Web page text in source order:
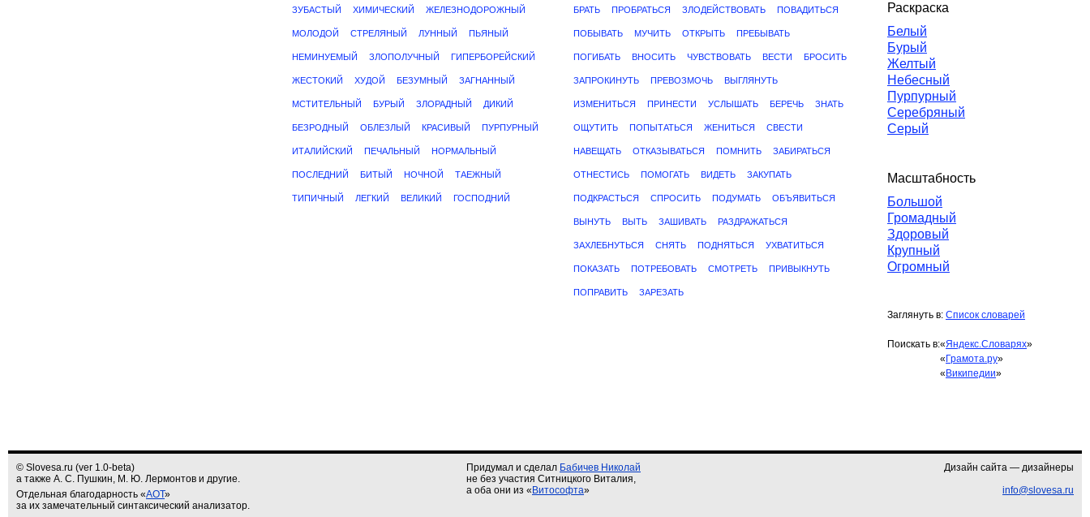
ЗУБАСТЫЙ ХИМИЧЕСКИЙ ЖЕЛЕЗНОДОРОЖНЫЙ
МОЛОДОЙ СТРЕЛЯНЫЙ ЛУННЫЙ ПЬЯНЫЙ
НЕМИНУЕМЫЙ ЗЛОПОЛУЧНЫЙ ГИПЕРБОРЕЙСКИЙ
ЖЕСТОКИЙ ХУДОЙ БЕЗУМНЫЙ ЗАГНАННЫЙ
МСТИТЕЛЬНЫЙ БУРЫЙ ЗЛОРАДНЫЙ ДИКИЙ
БЕЗРОДНЫЙ ОБЛЕЗЛЫЙ КРАСИВЫЙ ПУРПУРНЫЙ
ИТАЛИЙСКИЙ ПЕЧАЛЬНЫЙ НОРМАЛЬНЫЙ
ПОСЛЕДНИЙ БИТЫЙ НОЧНОЙ ТАЕЖНЫЙ
ТИПИЧНЫЙ ЛЕГКИЙ ВЕЛИКИЙ ГОСПОДНИЙ
БРАТЬ ПРОБРАТЬСЯ ЗЛОДЕЙСТВОВАТЬ ПОВАДИТЬСЯ
ПОБЫВАТЬ МУЧИТЬ ОТКРЫТЬ ПРЕБЫВАТЬ
ПОГИБАТЬ ВНОСИТЬ ЧУВСТВОВАТЬ ВЕСТИ БРОСИТЬ
ЗАПРОКИНУТЬ ПРЕВОЗМОЧЬ ВЫГЛЯНУТЬ
ИЗМЕНИТЬСЯ ПРИНЕСТИ УСЛЫШАТЬ БЕРЕЧЬ ЗНАТЬ
ОЩУТИТЬ ПОПЫТАТЬСЯ ЖЕНИТЬСЯ СВЕСТИ
НАВЕЩАТЬ ОТКАЗЫВАТЬСЯ ПОМНИТЬ ЗАБИРАТЬСЯ
ОТНЕСТИСЬ ПОМОГАТЬ ВИДЕТЬ ЗАКУПАТЬ
ПОДКРАСТЬСЯ СПРОСИТЬ ПОДУМАТЬ ОБЪЯВИТЬСЯ
ВЫНУТЬ ВЫТЬ ЗАШИВАТЬ РАЗДРАЖАТЬСЯ
ЗАХЛЕБНУТЬСЯ СНЯТЬ ПОДНЯТЬСЯ УХВАТИТЬСЯ
ПОКАЗАТЬ ПОТРЕБОВАТЬ СМОТРЕТЬ ПРИВЫКНУТЬ
ПОПРАВИТЬ ЗАРЕЗАТЬ
Раскраска
Белый
Бурый
Желтый
Небесный
Пурпурный
Серебряный
Серый
Масштабность
Большой
Громадный
Здоровый
Крупный
Огромный
Заглянуть в: Список словарей
Поискать в:«Яндекс.Словарях»
« Грамота.ру»
« Википедии»
© Slovesa.ru (ver 1.0-beta)
а также А. С. Пушкин, М. Ю. Лермонтов и другие.
Отдельная благодарность «АОТ»
за их замечательный синтаксический анализатор.
Придумал и сделал Бабичев Николай
не без участия Ситницкого Виталия,
а оба они из « Витософта»
Дизайн сайта — дизайнеры
info@slovesa.ru